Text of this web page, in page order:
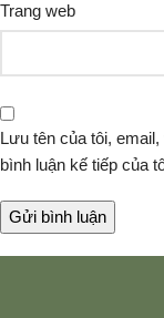
Trang web
Lưu tên của tôi,
bình luận kế tiếp của